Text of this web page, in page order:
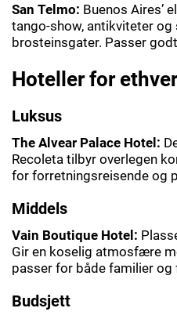
San Telmo: Buenos Aires’
tango-show, antikviteter og
brosteinsgater. Passer
Hoteller for
Luksus
The Alvear Palace Hotel:
Recoleta tilbyr overlegen
for forretningsreisende og
Middels
Vain Boutique Hotel:
Gir en koselig atmosfære
passer for både familier
Budsjett